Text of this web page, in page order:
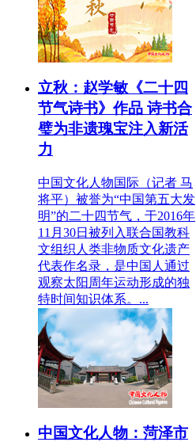
立秋：赵学敏《二十四
节气诗书》作品 诗书合
璧为非遗瑰宝注入新活
力
中国文化人物国际（记者 马
将平）被誉为“中国第五大发
明”的二十四节气，于2016年
11月30日被列入联合国教科
文组织人类非物质文化遗产
代表作名录，是中国人通过
观察太阳周年运动形成的独
特时间知识体系。...
中国文化人物：菏泽市